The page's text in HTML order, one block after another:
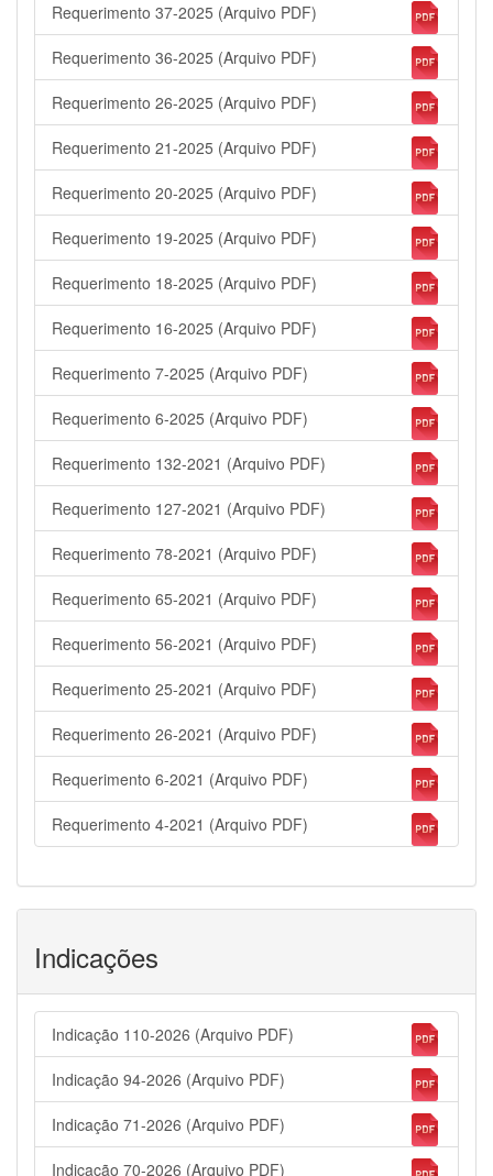
Requerimento 37-2025 (Arquivo PDF)
Requerimento 36-2025 (Arquivo PDF)
Requerimento 26-2025 (Arquivo PDF)
Requerimento 21-2025 (Arquivo PDF)
Requerimento 20-2025 (Arquivo PDF)
Requerimento 19-2025 (Arquivo PDF)
Requerimento 18-2025 (Arquivo PDF)
Requerimento 16-2025 (Arquivo PDF)
Requerimento 7-2025 (Arquivo PDF)
Requerimento 6-2025 (Arquivo PDF)
Requerimento 132-2021 (Arquivo PDF)
Requerimento 127-2021 (Arquivo PDF)
Requerimento 78-2021 (Arquivo PDF)
Requerimento 65-2021 (Arquivo PDF)
Requerimento 56-2021 (Arquivo PDF)
Requerimento 25-2021 (Arquivo PDF)
Requerimento 26-2021 (Arquivo PDF)
Requerimento 6-2021 (Arquivo PDF)
Requerimento 4-2021 (Arquivo PDF)
Indicações
Indicação 110-2026 (Arquivo PDF)
Indicação 94-2026 (Arquivo PDF)
Indicação 71-2026 (Arquivo PDF)
Indicação 70-2026 (Arquivo PDF)